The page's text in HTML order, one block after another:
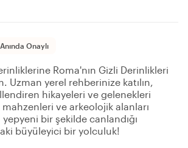
Anında Onaylı
Roma'nın Gizli Derinlikleri
Uzman yerel rehberinize katılın,
hikayeleri ve gelenekleri
ve arkeolojik alanları
bir şekilde canlandığı
büyüleyici bir yolculuk!